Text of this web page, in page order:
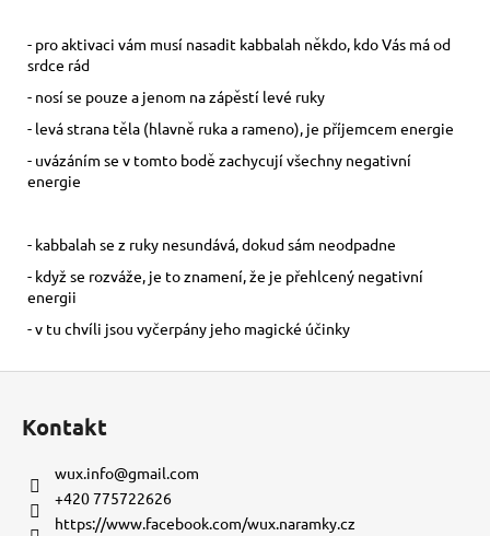
- pro aktivaci vám musí nasadit kabbalah někdo, kdo Vás má od
srdce rád
- nosí se pouze a jenom na zápěstí levé ruky
- levá strana těla (hlavně ruka a rameno), je příjemcem energie
- uvázáním se v tomto bodě zachycují všechny negativní
energie
- kabbalah se z ruky nesundává, dokud sám neodpadne
- když se rozváže, je to znamení, že je přehlcený negativní
energii
- v tu chvíli jsou vyčerpány jeho magické účinky
Kontakt
wux.info@gmail.com
+420 775722626
https://www.facebook.com/wux.naramky.cz